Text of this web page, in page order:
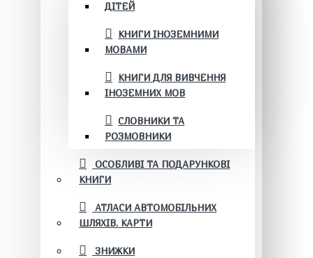
ДІТЕЙ
КНИГИ ІНОЗЕМНИМИ
МОВАМИ
КНИГИ ДЛЯ ВИВЧЕННЯ
ІНОЗЕМНИХ МОВ
СЛОВНИКИ ТА
РОЗМОВНИКИ
ОСОБЛИВІ ТА ПОДАРУНКОВІ
КНИГИ
АТЛАСИ АВТОМОБІЛЬНИХ
ШЛЯХІВ. КАРТИ
ЗНИЖКИ